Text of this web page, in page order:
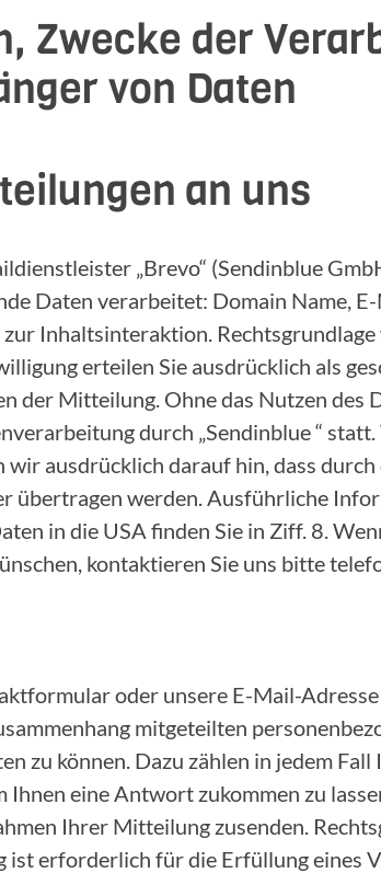
Zwecke der
von Daten
an uns
„Brevo“ (Sendinblue
Daten verarbeitet: Domain Name,
Inhaltsinteraktion.
erteilen Sie ausdrücklich als
der Mitteilung. Ohne das Nutzen des
durch „Sendinblue “ statt.
ausdrücklich darauf hin, dass
übertragen werden. Ausführliche
in die USA finden Sie in Ziff. 8.
kontaktieren Sie uns bitte
oder unsere E-Mail-Adresse
mitgeteilten
zu können. Dazu zählen in jedem Fall
eine Antwort zukommen zu
Ihrer Mitteilung zusenden.
ist erforderlich für die Erfüllung eines